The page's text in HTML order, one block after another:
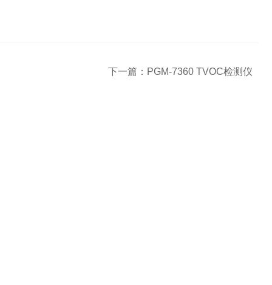
下一篇： PGM-7360 TVOC检测仪